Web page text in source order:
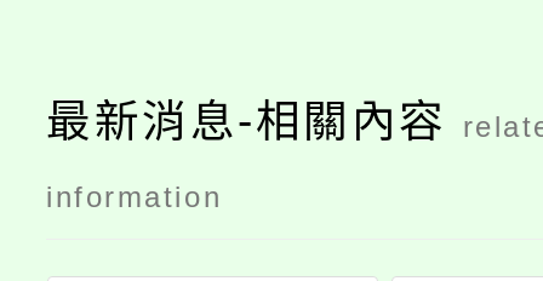
最新消息-相關內容
information